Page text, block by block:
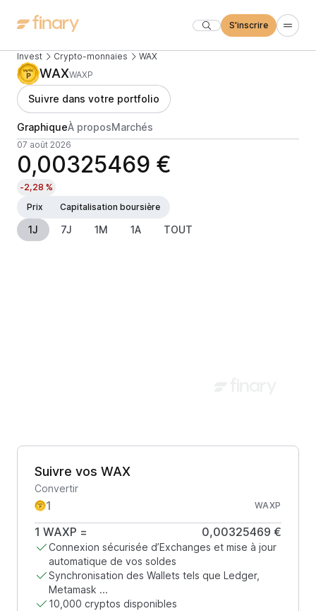
S'inscrire
Invest Crypto-monnaies WAX
WAXWAXP
Suivre dans votre portfolio
GraphiqueÀ proposMarchés
07 août 2026
0,00325469 €
-2,28 %
Prix
Capitalisation boursière
1J 7J 1M 1A TOUT
Suivre vos WAX
Convertir
WAXP
1 WAXP = 0,00325469 €
Connexion sécurisée d’Exchanges et mise à jour
automatique de vos soldes
Synchronisation des Wallets tels que Ledger,
Metamask ...
10,000 cryptos disponibles